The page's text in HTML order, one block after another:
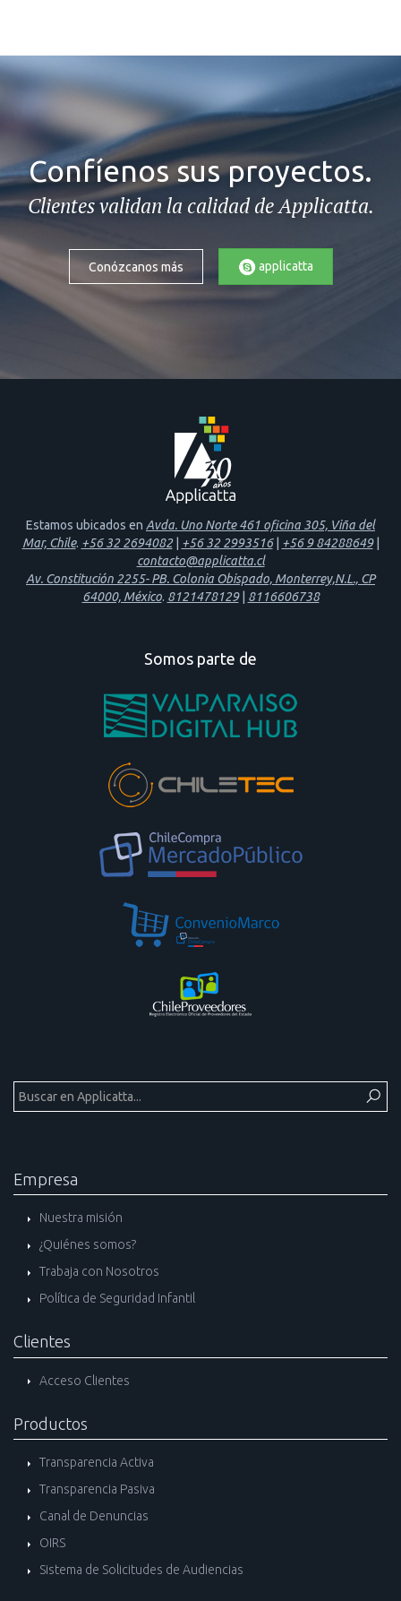
Confíenos sus proyectos.
Clientes validan la calidad de Applicatta.
Conózcanos más applicatta
Estamos ubicados en Avda. Uno Norte 461 oficina 305, Viña del
Mar, Chile. +56 32 2694082| +56 32 2993516| +56 9 84288649|
contacto@applicatta.cl
Av. Constitución 2255- PB. Colonia Obispado, Monterrey,N.L., CP
64000, México. 8121478129| 8116606738
Somos parte de
Empresa
Nuestra misión
¿Quiénes somos?
Trabaja con Nosotros
Política de Seguridad Infantil
Clientes
Acceso Clientes
Productos
Transparencia Activa
Transparencia Pasiva
Canal de Denuncias
OIRS
Sistema de Solicitudes de Audiencias